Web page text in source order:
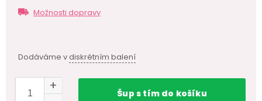
Možnosti dopravy
Dodáváme vdiskrétním balení
Šups tímdo košíku